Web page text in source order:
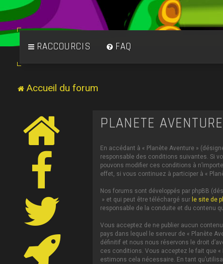
RACCOURCIS FAQ
Accueil du forum
PLANÈTE
En accédant à « Planète Aventure »
responsable des conditions suivantes. Si
pouvons modifier ces conditions à
effet, si vous continuez à participer à «
Nos forums sont développés par phpBB
» et qui peut être téléchargé sur le site de
responsable de la conduite et du contenu
Vous acceptez de ne publier aucun
pays dans lequel le serveur de « Planète
définitif et nous nous réservons le droit
ces conditions. Vous acceptez le fait que «
estimons cela nécessaire. En tant